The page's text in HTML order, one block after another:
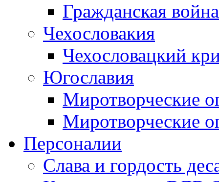
Гражданская
Чехословакия
Чехословацкий
Югославия
Миротворческие
Миротворческие
Персоналии
Слава и гордость